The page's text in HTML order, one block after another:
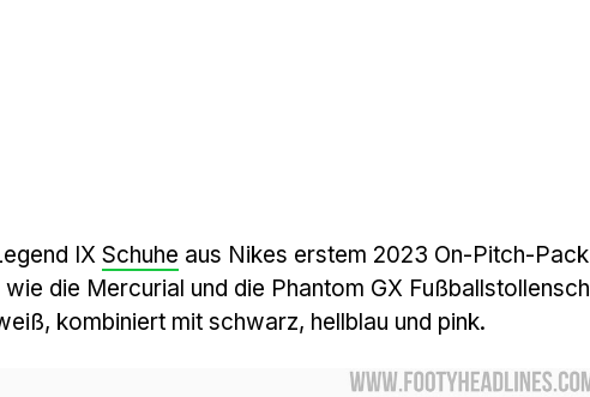
IX Schuhe aus Nikes erstem 2023 On-Pitch-
die Mercurial und die Phantom GX
kombiniert mit schwarz, hellblau und pink.